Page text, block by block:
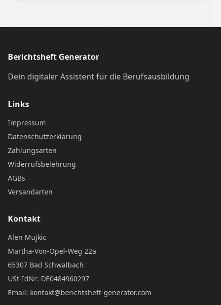
Berichtsheft Generator
Dein digitaler Assistent für die Berufsausbildung
Links
Impressum
Datenschutzerklärung
Zahlungsarten
Widerrufsbelehrung
AGBs
Versandarten
Kontakt
Alen Mujkic
Martha-Von-Opel-Weg 22a
65307 Bad Schwalbach
USt-IdNr: DE0484960297
Email: kontakt@berichtsheft-generator.com